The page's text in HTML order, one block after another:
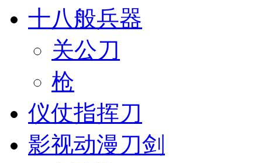
十八般兵器
关公刀
枪
仪仗指挥刀
影视动漫刀剑